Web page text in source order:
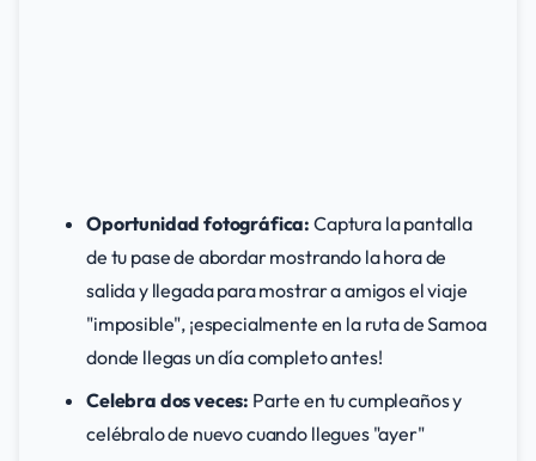
Oportunidad fotográfica: Captura la pantalla
de tu pase de abordar mostrando la hora de
salida y llegada para mostrar a amigos el viaje
"imposible", ¡especialmente en la ruta de Samoa
donde llegas un día completo antes!
Celebra dos veces: Parte en tu cumpleaños y
celébralo de nuevo cuando llegues "ayer"